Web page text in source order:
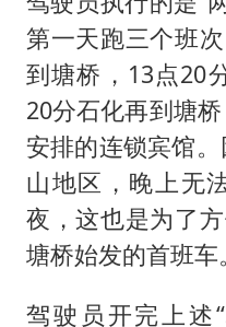
第一天跑三个班
到塘桥，13点20
20分石化再到塘
安排的连锁宾馆
山地区，晚上无
夜，这也是为了
塘桥始发的首班车。
驾驶员开完上述